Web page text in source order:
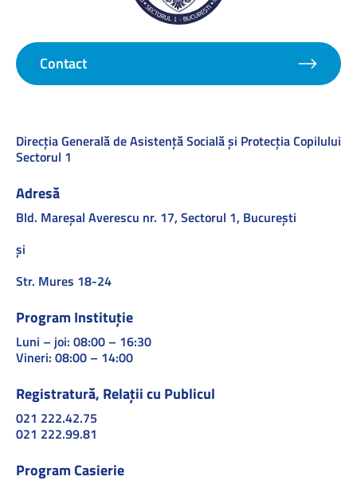
Contact
Direcţia Generală de Asistenţă Socială şi Protecţia Copilului
Sectorul 1
Adresă
Bld. Mareşal Averescu nr. 17, Sectorul 1, Bucureşti
și
Str. Mures 18-24
Program Instituție
Luni – joi: 08:00 – 16:30
Vineri: 08:00 – 14:00
Registratură, Relații cu Publicul
021 222.42.75
021 222.99.81
Program Casierie